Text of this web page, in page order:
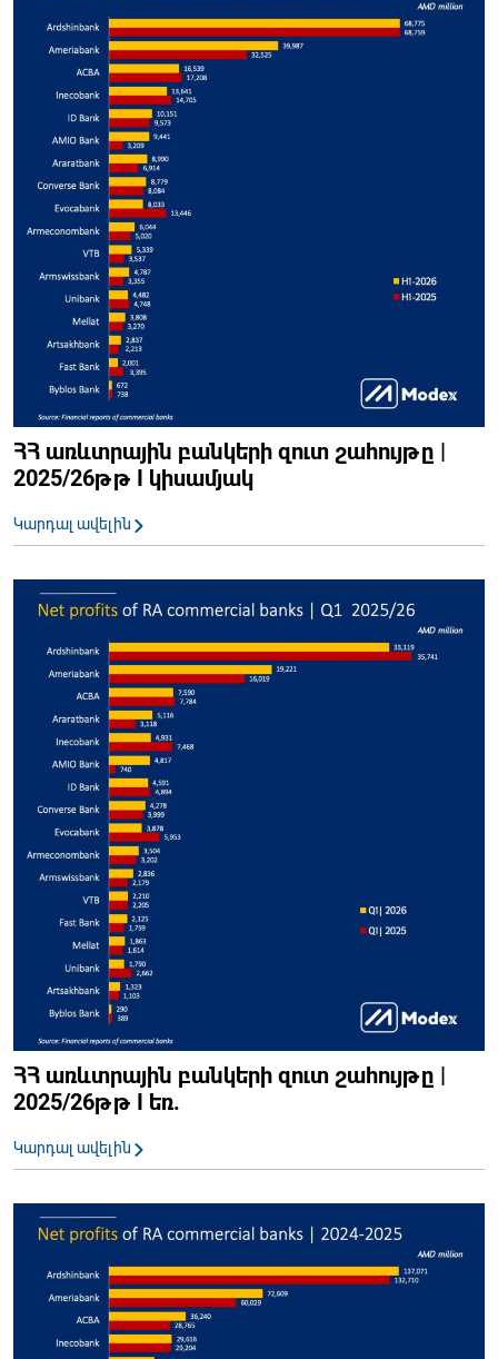
ՀՀ առևտրային բանկերի զուտ շահույթը |
2025/26թթ I կիսամյակ
Կարդալ ավելին
ՀՀ առևտրային բանկերի զուտ շահույթը |
2025/26թթ I եռ.
Կարդալ ավելին